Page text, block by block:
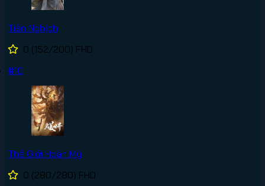
Tiên Nghịch
0 (152/200) FHD
#10
Thế Giới Hoàn Mỹ
0 (280/280) FHD